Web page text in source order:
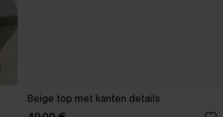
Beige top met kanten details